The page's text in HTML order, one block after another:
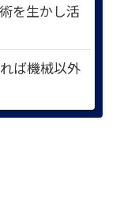
を生かし活
ば機械以外